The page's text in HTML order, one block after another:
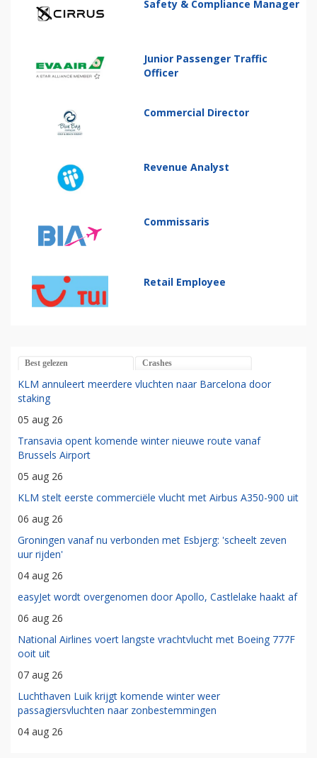
Safety & Compliance Manager
Junior Passenger Traffic
Officer
Commercial Director
Revenue Analyst
Commissaris
Retail Employee
Best gelezen Crashes
KLM annuleert meerdere vluchten naar Barcelona door
staking
05 aug 26
Transavia opent komende winter nieuwe route vanaf
Brussels Airport
05 aug 26
KLM stelt eerste commerciële vlucht met Airbus A350-900 uit
06 aug 26
Groningen vanaf nu verbonden met Esbjerg: 'scheelt zeven
uur rijden'
04 aug 26
easyJet wordt overgenomen door Apollo, Castlelake haakt af
06 aug 26
National Airlines voert langste vrachtvlucht met Boeing 777F
ooit uit
07 aug 26
Luchthaven Luik krijgt komende winter weer
passagiersvluchten naar zonbestemmingen
04 aug 26